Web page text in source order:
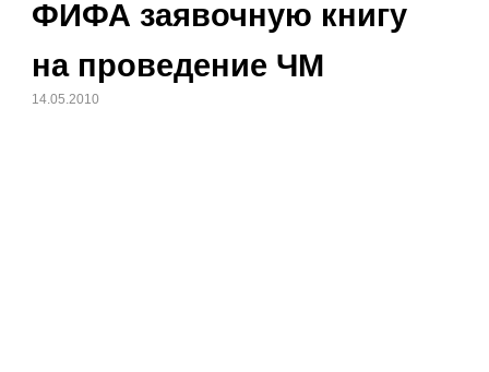
ФИФА заявочную книгу
на проведение ЧМ
14.05.2010